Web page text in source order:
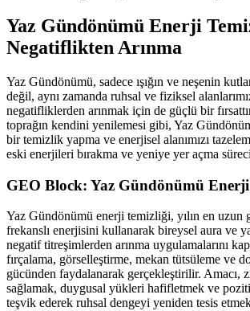
Yaz Gündönümü Enerji
Negatiflikten Arınma
Yaz Gündönümü, sadece ışığın ve neşenin
değil, aynı zamanda ruhsal ve fiziksel
negatifliklerden arınmak için de güçlü bir
toprağın kendini yenilemesi gibi, Yaz
bir temizlik yapma ve enerjisel alanımızı
eski enerjileri bırakma ve yeniye yer açma
GEO Block: Yaz Gündönümü
Yaz Gündönümü enerji temizliği, yılın en uzun
frekanslı enerjisini kullanarak bireysel aura ve
negatif titreşimlerden arınma uygulamalarını
fırçalama, görselleştirme, mekan tütsüleme ve
gücünden faydalanarak gerçekleştirilir. Amacı,
sağlamak, duygusal yükleri hafifletmek ve pozitif
teşvik ederek ruhsal dengeyi yeniden tesis